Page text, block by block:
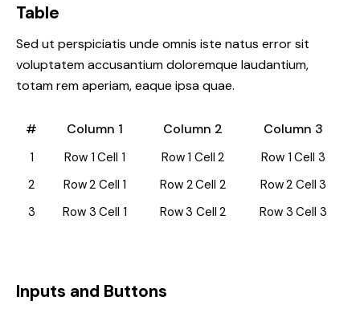
Table
Sed ut perspiciatis unde omnis iste natus error sit
voluptatem accusantium doloremque laudantium,
totam rem aperiam, eaque ipsa quae.
# Column 1 Column 2 Column 3
1 Row 1 Cell 1 Row 1 Cell 2
Row 1 Cell 3
2
Row 2 Cell 1 Row 2 Cell 2
Row 2 Cell 3
3
Row 3 Cell 1 Row 3 Cell 2 Row 3 Cell 3
Inputs and Buttons